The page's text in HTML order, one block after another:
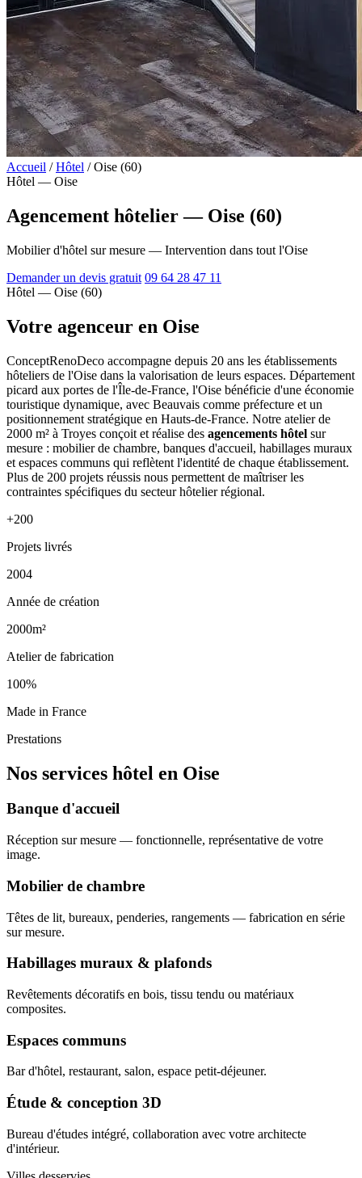
Accueil / Hôtel / Oise (60)
Hôtel — Oise
Agencement hôtelier — Oise (60)
Mobilier d'hôtel sur mesure — Intervention dans tout l'Oise
Demander un devis gratuit 09 64 28 47 11
Hôtel — Oise (60)
Votre agenceur en Oise
ConceptRenoDeco accompagne depuis 20 ans les établissements
hôteliers de l'Oise dans la valorisation de leurs espaces. Département
picard aux portes de l'Île-de-France, l'Oise bénéficie d'une économie
touristique dynamique, avec Beauvais comme préfecture et un
positionnement stratégique en Hauts-de-France. Notre atelier de
2000 m² à Troyes conçoit et réalise des agencements hôtel sur
mesure : mobilier de chambre, banques d'accueil, habillages muraux
et espaces communs qui reflètent l'identité de chaque établissement.
Plus de 200 projets réussis nous permettent de maîtriser les
contraintes spécifiques du secteur hôtelier régional.
+200
Projets livrés
2004
Année de création
2000m²
Atelier de fabrication
100%
Made in France
Prestations
Nos services hôtel en Oise
Banque d'accueil
Réception sur mesure — fonctionnelle, représentative de votre
image.
Mobilier de chambre
Têtes de lit, bureaux, penderies, rangements — fabrication en série
sur mesure.
Habillages muraux & plafonds
Revêtements décoratifs en bois, tissu tendu ou matériaux
composites.
Espaces communs
Bar d'hôtel, restaurant, salon, espace petit-déjeuner.
Étude & conception 3D
Bureau d'études intégré, collaboration avec votre architecte
d'intérieur.